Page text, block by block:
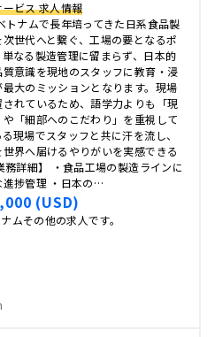
ビス 求人情報
トナムで長年培ってきた日系食品製
世代へと繋ぐ、工場の要となるポ
なる製造管理に留まらず、日本的
意識を現地のスタッフに教育・浸
大のミッションとなります。現場
れているため、語学力よりも「現
「細部へのこだわり」を重視して
現場でスタッフと共に汗を流し、
界へ届けるやりがいを実感できる
務詳細】 ・食品工場の製造ラインに
進捗管理 ・日本の…
(USD)
ムその他の求人です。